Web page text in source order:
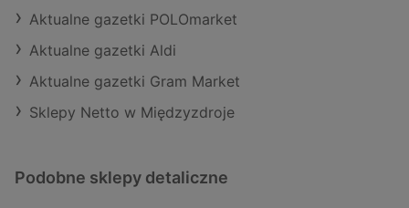
Aktualne gazetki POLOmarket
Aktualne gazetki Aldi
Aktualne gazetki Gram Market
Sklepy Netto w Międzyzdroje
Podobne sklepy detaliczne